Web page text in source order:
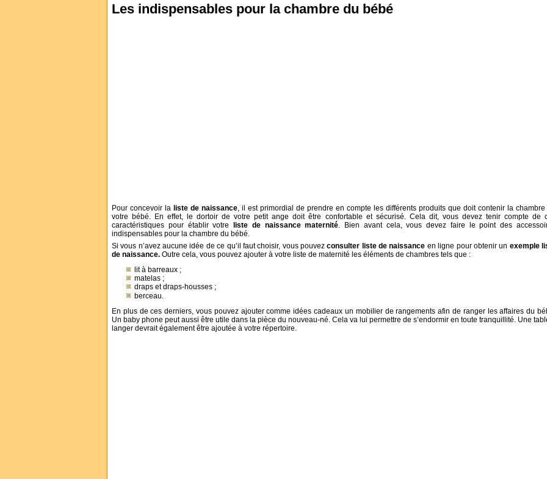
Les indispensables pour la chambre du bébé
Pour concevoir la liste de naissance , il est primordial de prendre en compte les différents produits que doit contenir la chambre
votre bébé. En effet, le dortoir de votre petit ange doit être confortable et sécurisé. Cela dit, vous devez tenir compte de
caractéristiques pour établir votreliste de naissance maternité . Bien avant cela, vous devez faire le point des
indispensables pour la chambre du bébé.
Si vous n’avez aucune idée de ce qu’il faut choisir, vous pouvezconsulter liste de naissance en ligne pour obtenir un exemple
de naissance. Outre cela, vous pouvez ajouter à votre liste de maternité les éléments de chambres tels que :
lit à barreaux ;
matelas ;
draps et draps-housses ;
berceau.
En plus de ces derniers, vous pouvez ajouter comme idées cadeaux un mobilier de rangements afin de ranger les affaires du
Un baby phone peut aussi être utile dans la pièce du nouveau-né. Cela va lui permettre de s’endormir en toute tranquillité. Une
langer devrait également être ajoutée à votre répertoire.